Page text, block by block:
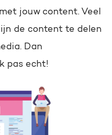
jouw content. Veel
de content te delen
Dan
pas echt!